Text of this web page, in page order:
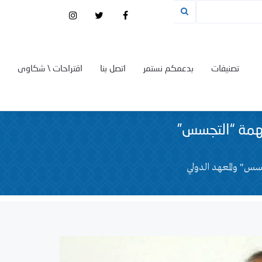
اقتراحات \ شكاوى اتصل بنا بدعمكم نستمر تصنيفات
“التجسس”
والمعهد الدولي